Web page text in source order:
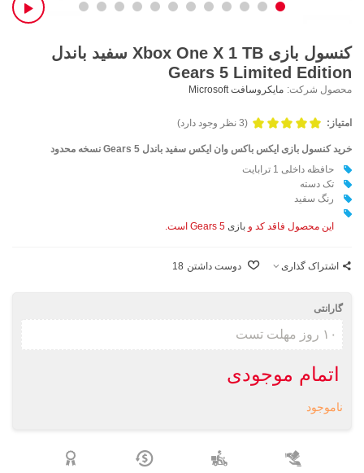
کنسول بازی Xbox One X 1 TB سفید باندل
Gears 5 Limited Edition
محصول شرکت: مایکروسافت Microsoft
امتیاز: (3 نظر وجود دارد)
خرید کنسول بازی ایکس باکس وان ایکس سفید باندل Gears 5 نسخه محدود
حافظه داخلی 1 ترابایت
تک دسته
رنگ سفید
این محصول فاقد کد وبازی Gears 5 است.
اشتراک گذاری دوست داشتن 18
گارانتی
اتمام موجودی
ناموجود